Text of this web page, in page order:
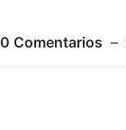
0 Comentarios